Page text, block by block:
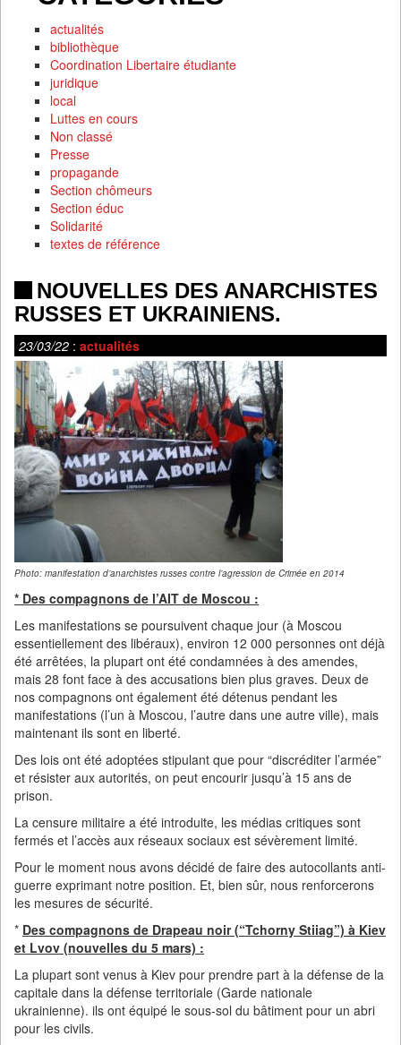
actualités
bibliothèque
Coordination Libertaire étudiante
juridique
local
Luttes en cours
Non classé
Presse
propagande
Section chômeurs
Section éduc
Solidarité
textes de référence
NOUVELLES DES ANARCHISTES
RUSSES ET UKRAINIENS.
23/03/22 : actualités
Photo: manifestation d’anarchistes russes contre l’agression de Crimée en 2014
* Des compagnons de l’AIT de Moscou :
Les manifestations se poursuivent chaque jour (à Moscou
essentiellement des libéraux), environ 12 000 personnes ont déjà
été arrêtées, la plupart ont été condamnées à des amendes,
mais 28 font face à des accusations bien plus graves. Deux de
nos compagnons ont également été détenus pendant les
manifestations (l’un à Moscou, l’autre dans une autre ville), mais
maintenant ils sont en liberté.
Des lois ont été adoptées stipulant que pour “discréditer l’armée”
et résister aux autorités, on peut encourir jusqu’à 15 ans de
prison.
La censure militaire a été introduite, les médias critiques sont
fermés et l’accès aux réseaux sociaux est sévèrement limité.
Pour le moment nous avons décidé de faire des autocollants anti-
guerre exprimant notre position. Et, bien sûr, nous renforcerons
les mesures de sécurité.
* Des compagnons de Drapeau noir (“Tchorny Stiiag”) à Kiev
et Lvov (nouvelles du 5 mars) :
La plupart sont venus à Kiev pour prendre part à la défense de la
capitale dans la défense territoriale (Garde nationale
ukrainienne). ils ont équipé le sous-sol du bâtiment pour un abri
pour les civils.